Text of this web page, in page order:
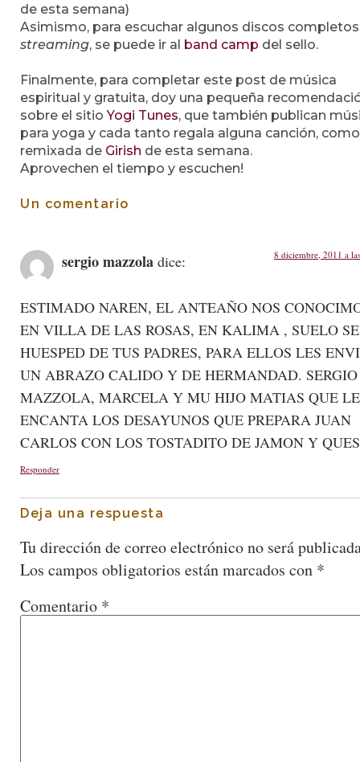
de esta semana)
Asimismo, para escuchar algunos discos
streaming, se puede ir al band camp del sello.
Finalmente, para completar este post de música
espiritual y gratuita, doy una pequeña
sobre el sitioYogi Tunes, que también publican
para yoga y cada tanto regala alguna canción,
remixada de Girish de esta semana.
Aprovechen el tiempo y escuchen!
Un comentario
sergio mazzola dice: 8 diciembre, 2011 a
ESTIMADO NAREN, EL ANTEAÑO NOS
EN VILLA DE LAS ROSAS, EN KALIMA , SUELO
HUESPED DE TUS PADRES, PARA ELLOS LES
UN ABRAZO CALIDO Y DE HERMANDAD. SERGIO
MAZZOLA, MARCELA Y MU HIJO MATIAS QUE LE
ENCANTA LOS DESAYUNOS QUE PREPARA JUAN
CARLOS CON LOS TOSTADITO DE JAMON Y
Responder
Deja una respuesta
Tu dirección de correo electrónico no será
Los campos obligatorios están marcados con *
Comentario *